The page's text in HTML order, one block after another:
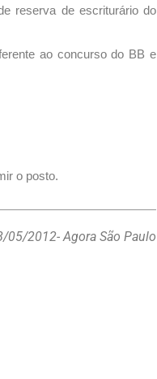
reserva de escriturário do
ao concurso do BB e
o posto.
05/2012- Agora São Paulo